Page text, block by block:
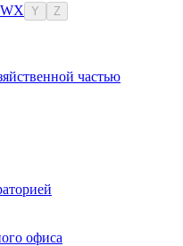
WX Y Z
частью
офиса